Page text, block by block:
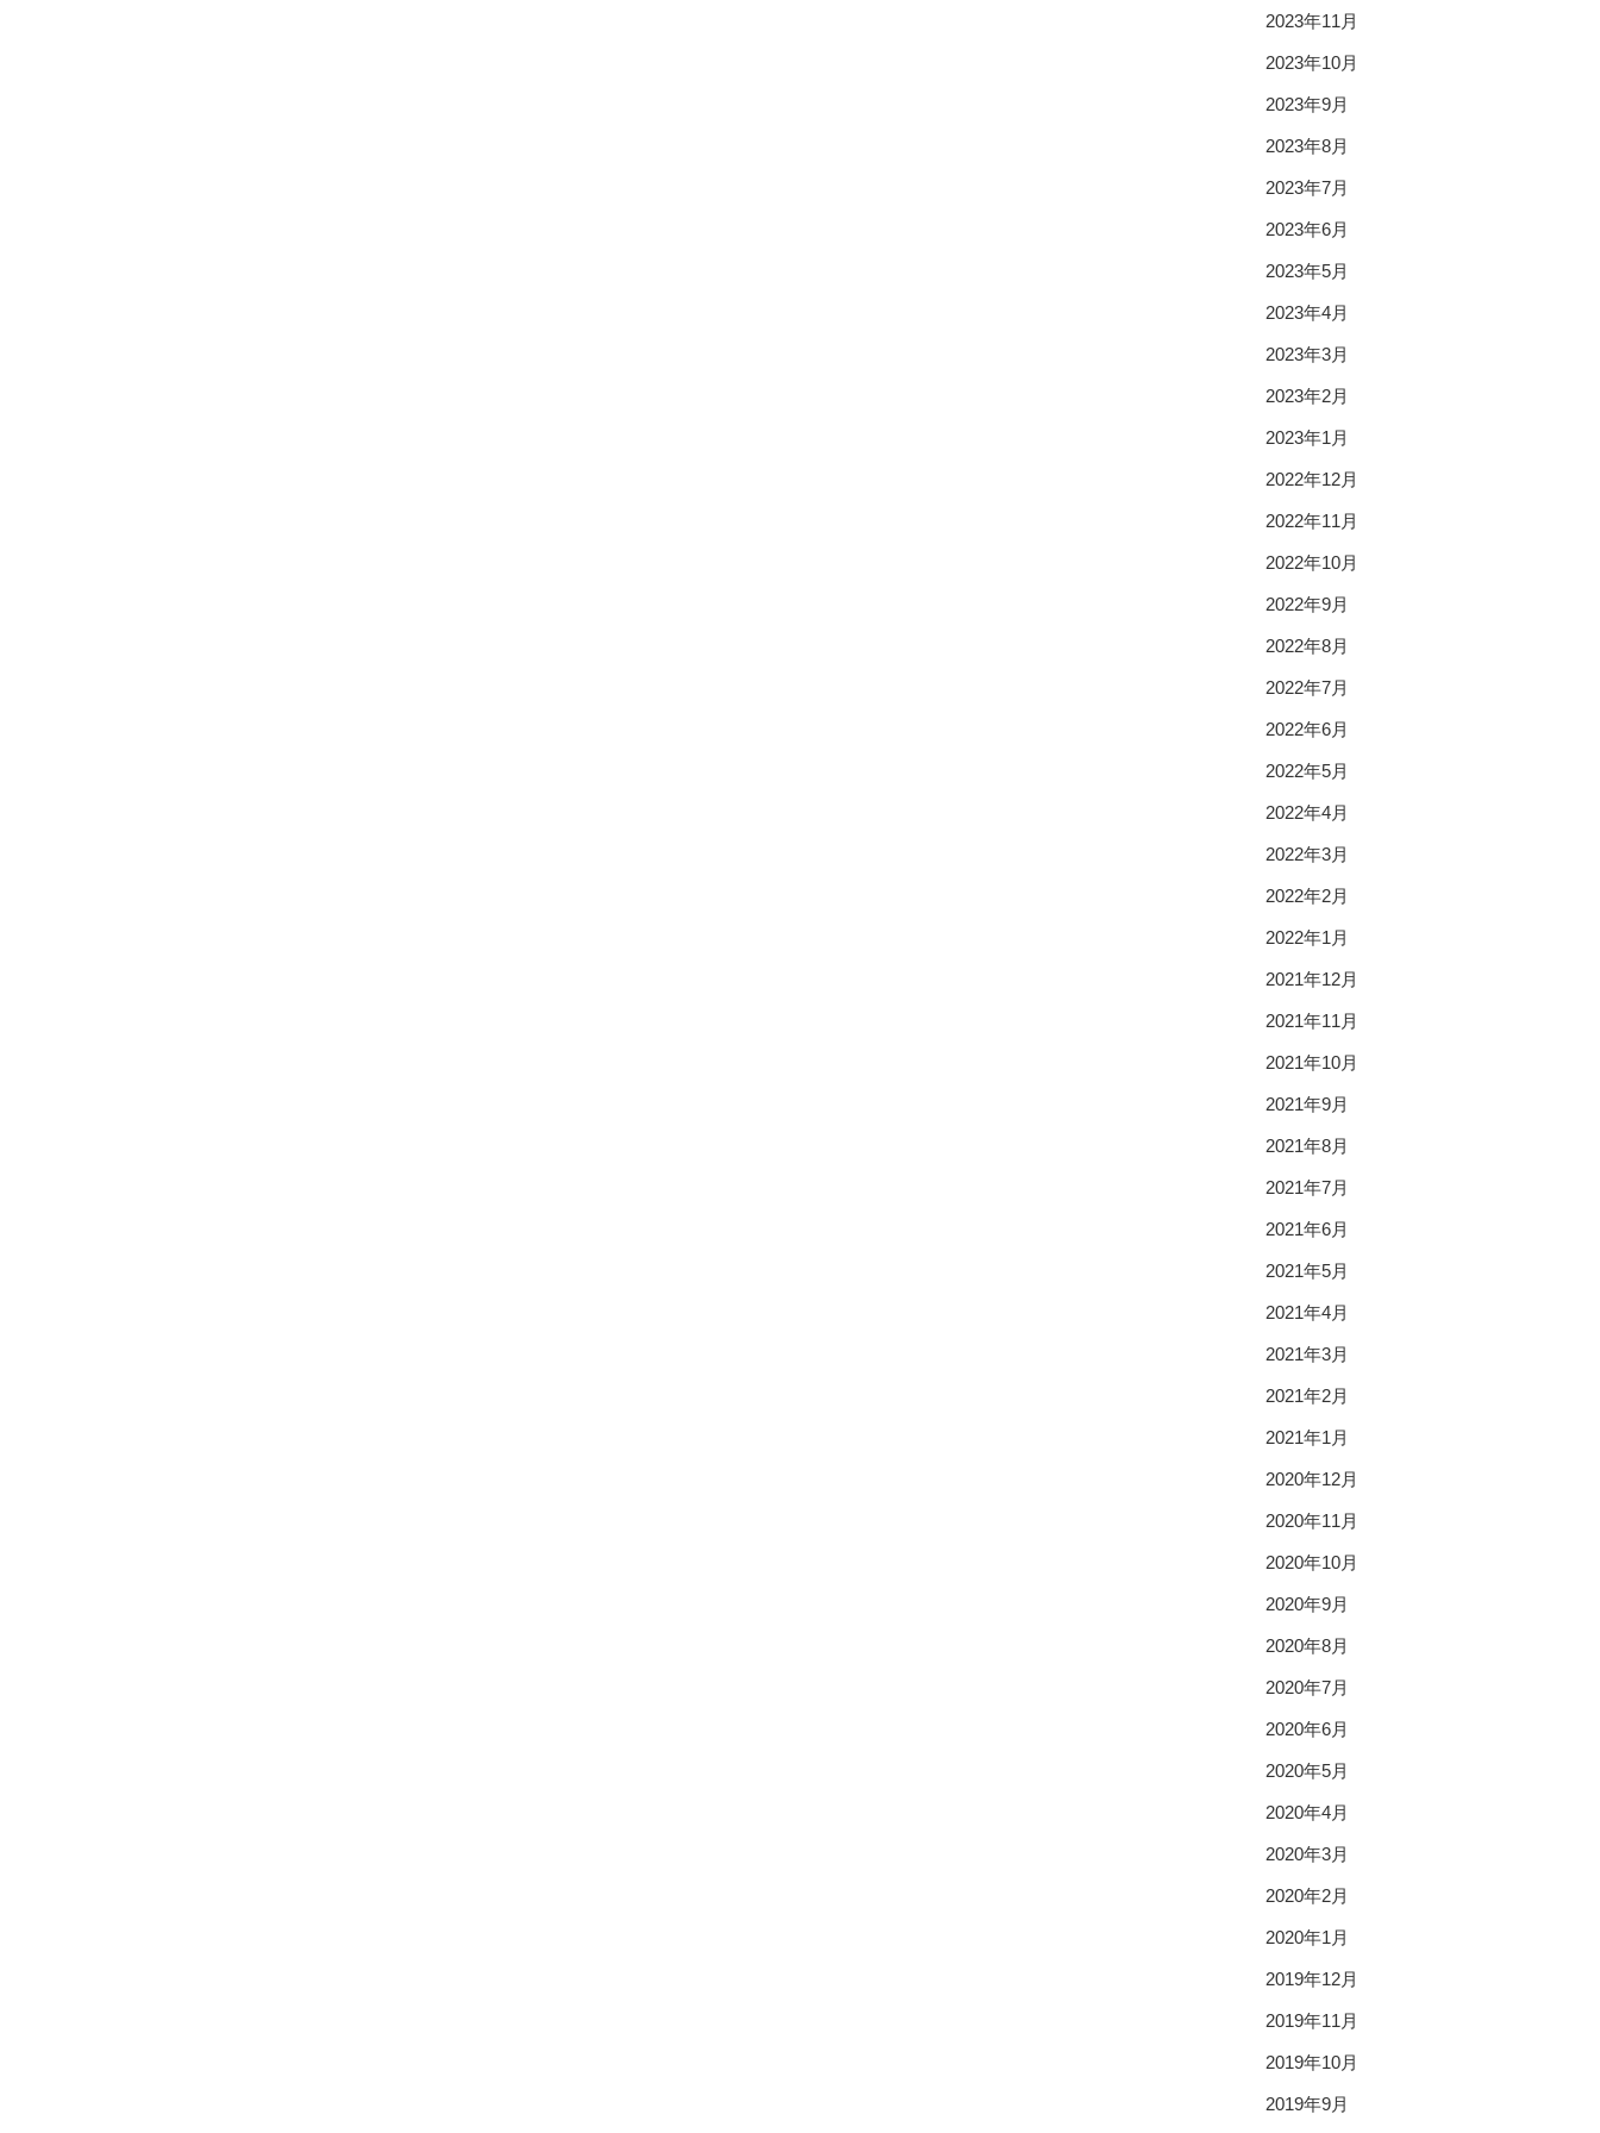
2023年11月
2023年10月
2023年9月
2023年8月
2023年7月
2023年6月
2023年5月
2023年4月
2023年3月
2023年2月
2023年1月
2022年12月
2022年11月
2022年10月
2022年9月
2022年8月
2022年7月
2022年6月
2022年5月
2022年4月
2022年3月
2022年2月
2022年1月
2021年12月
2021年11月
2021年10月
2021年9月
2021年8月
2021年7月
2021年6月
2021年5月
2021年4月
2021年3月
2021年2月
2021年1月
2020年12月
2020年11月
2020年10月
2020年9月
2020年8月
2020年7月
2020年6月
2020年5月
2020年4月
2020年3月
2020年2月
2020年1月
2019年12月
2019年11月
2019年10月
2019年9月